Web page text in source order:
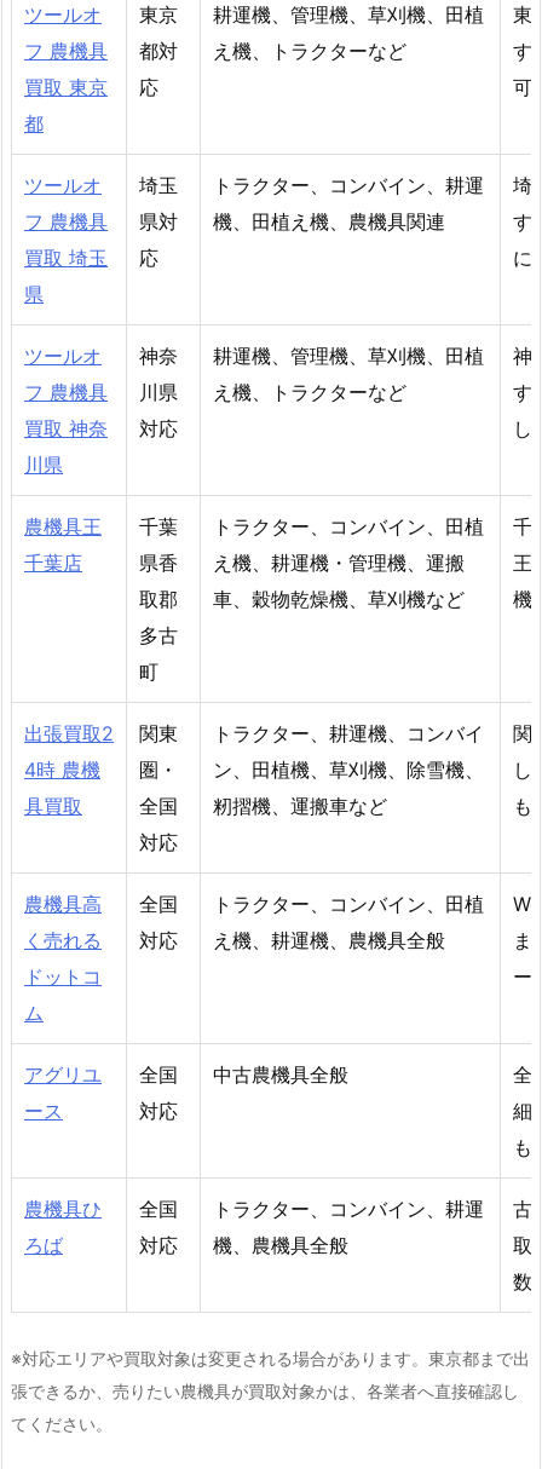
ツールオ
フ 農機具
買取 東京
都
東京
都対
応
耕運機、管理機、草刈機、田植
え機、トラクターなど
東
す
可
ツールオ
フ 農機具
買取 埼玉
県
埼玉
県対
応
トラクター、コンバイン、耕運
機、田植え機、農機具関連
埼
す
に
ツールオ
フ 農機具
買取 神奈
川県
神奈
川県
対応
耕運機、管理機、草刈機、田植
え機、トラクターなど
神
す
し
農機具王
千葉店
千葉
県香
取郡
多古
町
トラクター、コンバイン、田植
え機、耕運機・管理機、運搬
車、穀物乾燥機、草刈機など
千
王
機
出張買取2
4時 農機
具買取
関東
圏・
全国
対応
トラクター、耕運機、コンバイ
ン、田植機、草刈機、除雪機、
籾摺機、運搬車など
関
し
も
農機具高
く売れる
ドットコ
ム
全国
対応
トラクター、コンバイン、田植
え機、耕運機、農機具全般
ま
ー
アグリユ
ース
全国
対応
中古農機具全般
全
細
も
農機具ひ
ろば
全国
対応
トラクター、コンバイン、耕運
機、農機具全般
古
取
数
※対応エリアや買取対象は変更される場合があります。東京都まで出
張できるか、売りたい農機具が買取対象かは、各業者へ直接確認し
てください。